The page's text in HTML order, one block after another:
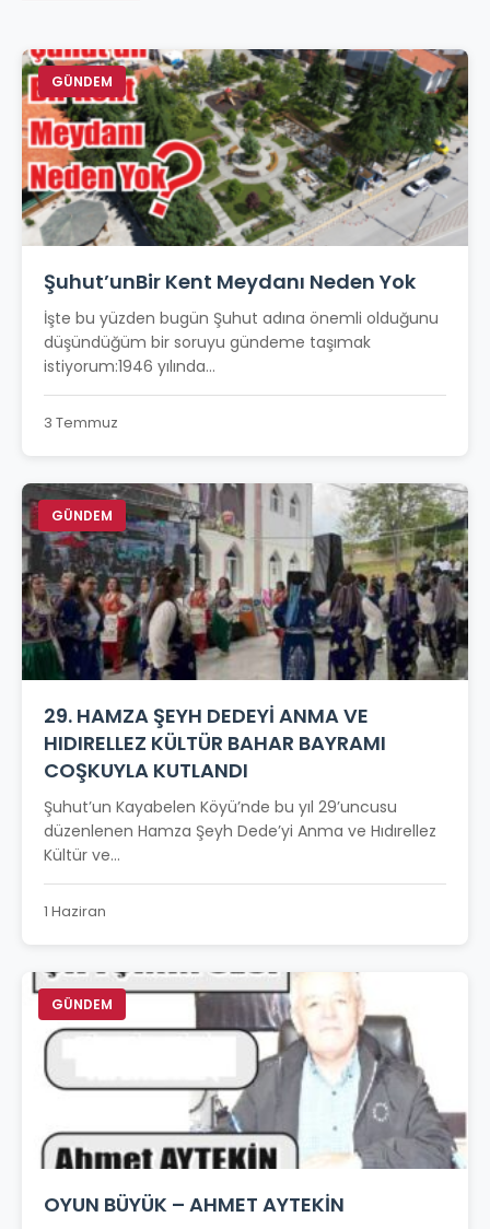
GÜNDEM
Şuhut’unBir Kent Meydanı Neden Yok
İşte bu yüzden bugün Şuhut adına önemli olduğunu
düşündüğüm bir soruyu gündeme taşımak
istiyorum:1946 yılında...
3 Temmuz
GÜNDEM
29. HAMZA ŞEYH DEDEYİ ANMA VE
HIDIRELLEZ KÜLTÜR BAHAR BAYRAMI
COŞKUYLA KUTLANDI
Şuhut’un Kayabelen Köyü’nde bu yıl 29’uncusu
düzenlenen Hamza Şeyh Dede’yi Anma ve Hıdırellez
Kültür ve...
1 Haziran
GÜNDEM
OYUN BÜYÜK – AHMET AYTEKİN